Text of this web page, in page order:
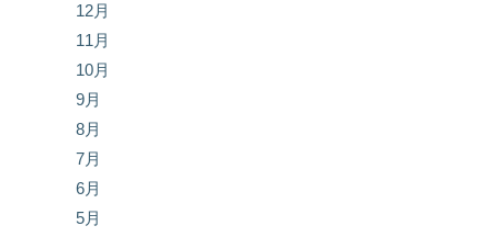
12月
11月
10月
9月
8月
7月
6月
5月